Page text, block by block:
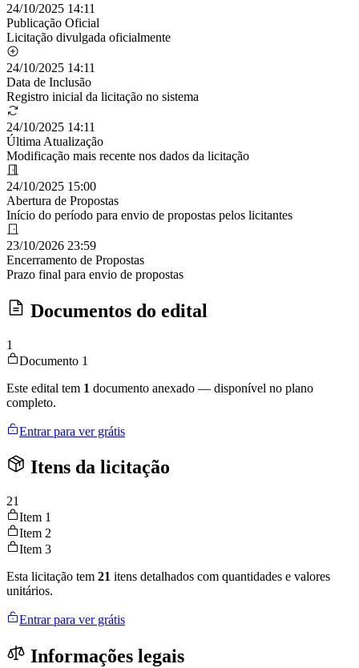
24/10/2025 14:11
Publicação Oficial
Licitação divulgada oficialmente
24/10/2025 14:11
Data de Inclusão
Registro inicial da licitação no sistema
24/10/2025 14:11
Última Atualização
Modificação mais recente nos dados da licitação
24/10/2025 15:00
Abertura de Propostas
Início do período para envio de propostas pelos licitantes
23/10/2026 23:59
Encerramento de Propostas
Prazo final para envio de propostas
Documentos do edital
1
Documento 1
Este edital tem 1 documento anexado — disponível no plano
completo.
Entrar para ver grátis
Itens da licitação
21
Item 1
Item 2
Item 3
Esta licitação tem 21 itens detalhados com quantidades e valores
unitários.
Entrar para ver grátis
Informações legais